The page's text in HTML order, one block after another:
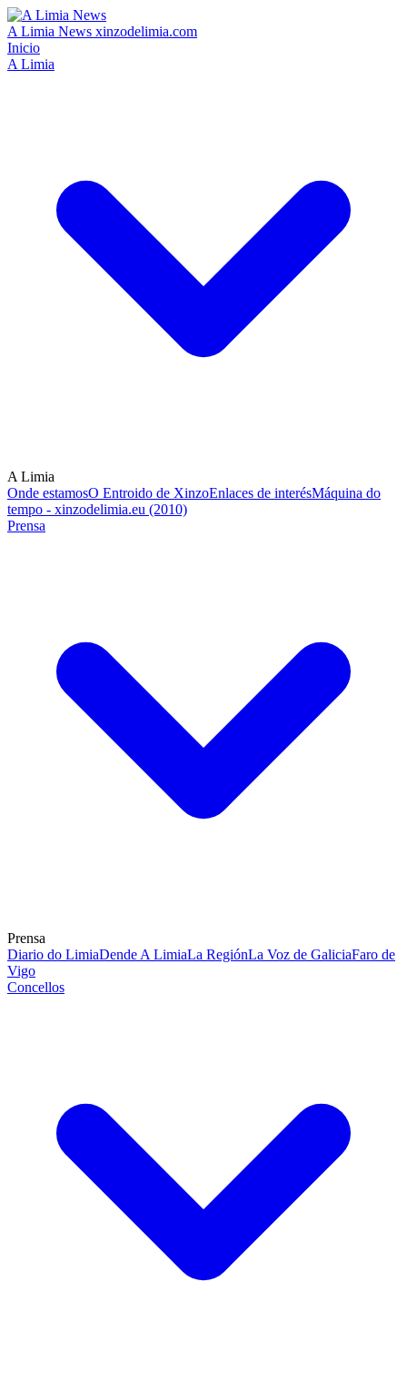
A Limia News xinzodelimia.com
Inicio
A Limia
A Limia
Onde estamosO Entroido de XinzoEnlaces de interésMáquina do
tempo - xinzodelimia.eu (2010)
Prensa
Prensa
Diario do LimiaDende A LimiaLa RegiónLa Voz de GaliciaFaro de
Vigo
Concellos